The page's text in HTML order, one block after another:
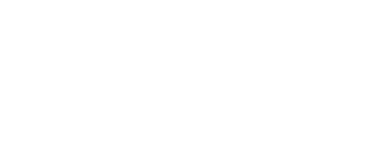
är upplagt som ett annuitetslån. Vi
är räntan 5,84 – 15,95 % (effektiv
byta värmesystem m.m.